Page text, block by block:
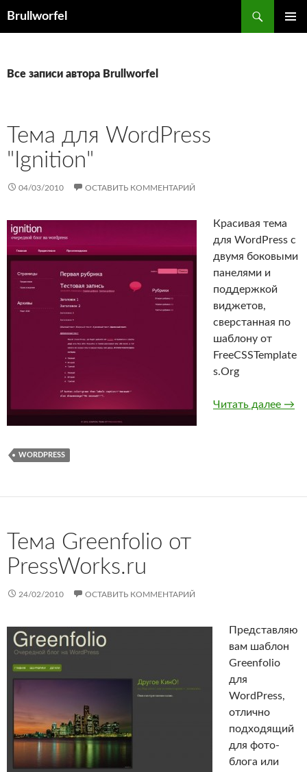
Brullworfel
Все записи автора Brullworfel
Тема для WordPress
"Ignition"
04/03/2010 ОСТАВИТЬ КОММЕНТАРИЙ
Красивая тема
для WordPress с
двумя боковыми
панелями и
поддержкой
виджетов,
сверстанная по
шаблону от
FreeCSSTemplate
s.Org
Читать далее →
WORDPRESS
Тема Greenfolio от
PressWorks.ru
24/02/2010 ОСТАВИТЬ КОММЕНТАРИЙ
Представляю
вам шаблон
Greenfolio
для
WordPress,
отлично
подходящий
для фото-
блога или